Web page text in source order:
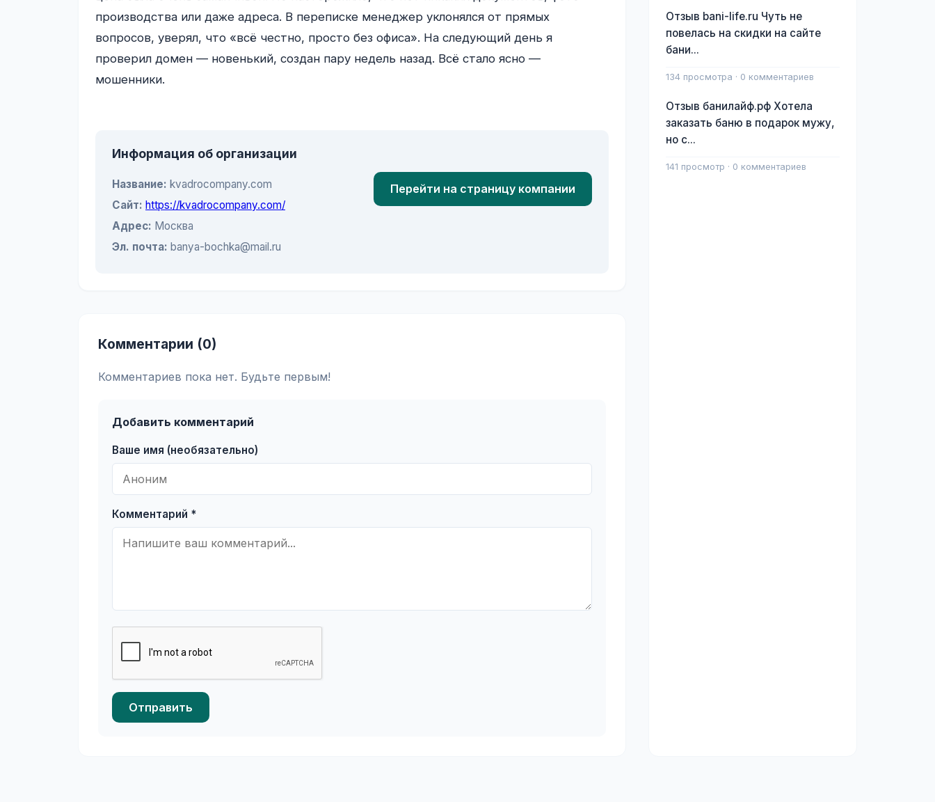
производства или даже адреса. В переписке менеджер уклонялся от прямых
вопросов, уверял, что «всё честно, просто без офиса». На следующий день я
проверил домен — новенький, создан пару недель назад. Всё стало ясно —
мошенники.
Информация об организации
Название: kvadrocompany.com
Сайт: https://kvadrocompany.com/
Адрес: Москва
Эл. почта: banya-bochka@mail.ru
Перейти на страницу компании
Комментарии (0)
Комментариев пока нет. Будьте первым!
Добавить комментарий
Ваше имя (необязательно)
Комментарий *
Отправить
Отзыв bani-life.ru Чуть не
повелась на скидки на сайте
бани...
134 просмотра · 0 комментариев
Отзыв банилайф.рф Хотела
заказать баню в подарок мужу,
но с...
141 просмотр · 0 комментариев